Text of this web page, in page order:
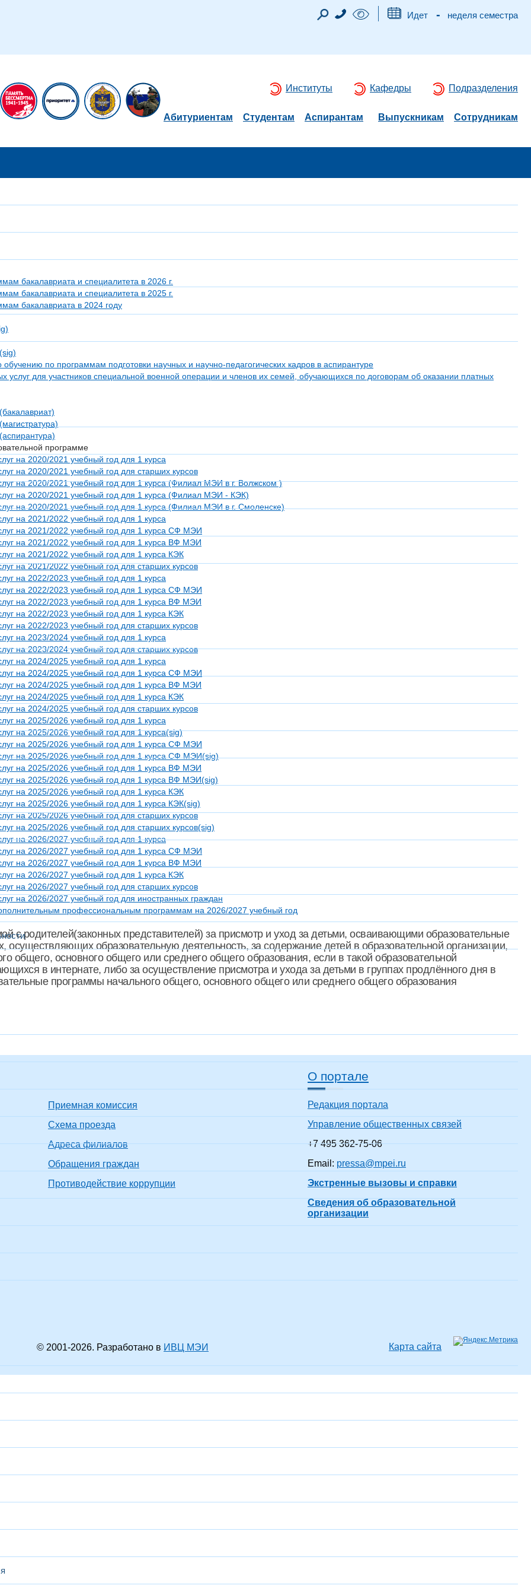
Идет - неделя семестра
Институты Кафедры Подразделения
Абитуриентам Студентам Аспирантам Выпускникам Сотрудникам
бакалавриата и специалитета в 2026 г.
бакалавриата и специалитета в 2025 г.
бакалавриата в 2024 году
по программам подготовки научных и научно-педагогических кадров в аспирантуре
услуг для участников специальной военной операции и членов их семей, обучающихся по договорам об оказании платных
программе
на 2020/2021 учебный год для 1 курса
на 2020/2021 учебный год для старших курсов
на 2020/2021 учебный год для 1 курса (Филиал МЭИ в г. Волжском )
на 2020/2021 учебный год для 1 курса (Филиал МЭИ - КЭК)
на 2020/2021 учебный год для 1 курса (Филиал МЭИ в г. Смоленске)
на 2021/2022 учебный год для 1 курса
на 2021/2022 учебный год для 1 курса СФ МЭИ
на 2021/2022 учебный год для 1 курса ВФ МЭИ
на 2021/2022 учебный год для 1 курса КЭК
на 2021/2022 учебный год для старших курсов
на 2022/2023 учебный год для 1 курса
на 2022/2023 учебный год для 1 курса СФ МЭИ
на 2022/2023 учебный год для 1 курса ВФ МЭИ
на 2022/2023 учебный год для 1 курса КЭК
на 2022/2023 учебный год для старших курсов
на 2023/2024 учебный год для 1 курса
на 2023/2024 учебный год для старших курсов
на 2024/2025 учебный год для 1 курса
на 2024/2025 учебный год для 1 курса СФ МЭИ
на 2024/2025 учебный год для 1 курса ВФ МЭИ
на 2024/2025 учебный год для 1 курса КЭК
на 2024/2025 учебный год для старших курсов
на 2025/2026 учебный год для 1 курса
на 2025/2026 учебный год для 1 курса(sig)
на 2025/2026 учебный год для 1 курса СФ МЭИ
на 2025/2026 учебный год для 1 курса СФ МЭИ(sig)
на 2025/2026 учебный год для 1 курса ВФ МЭИ
на 2025/2026 учебный год для 1 курса ВФ МЭИ(sig)
на 2025/2026 учебный год для 1 курса КЭК
на 2025/2026 учебный год для 1 курса КЭК(sig)
на 2025/2026 учебный год для старших курсов
на 2025/2026 учебный год для старших курсов(sig)
на 2026/2027 учебный год для 1 курса
на 2026/2027 учебный год для 1 курса СФ МЭИ
на 2026/2027 учебный год для 1 курса ВФ МЭИ
на 2026/2027 учебный год для 1 курса КЭК
на 2026/2027 учебный год для старших курсов
на 2026/2027 учебный год для иностранных граждан
профессиональным программам на 2026/2027 учебный год
с родителей(законных представителей) за присмотр и уход за детьми, осваивающими образовательные
образовательную деятельность, за содержание детей в образовательной организации,
общего, основного общего или среднего общего образования, если в такой образовательной
в интернате, либо за осуществление присмотра и ухода за детьми в группах продлённого дня в
программы начального общего, основного общего или среднего общего образования
Приемная комиссия
Схема проезда
Адреса филиалов
Обращения граждан
Противодействие коррупции
О портале
Редакция портала
Управление общественных связей
+7 495 362-75-06
Email: pressa@mpei.ru
Экстренные вызовы и справки
Сведения об образовательной
организации
© 2001-2026. Разработано в ИВЦ МЭИ Карта сайта